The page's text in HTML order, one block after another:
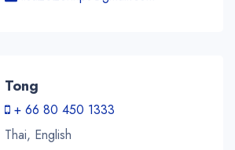
Tong
+ 66 80 450 1333
Thai, English